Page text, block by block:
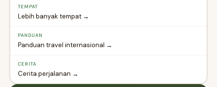
TEMPAT
Lebih banyak tempat →
PANDUAN
Panduan travel internasional →
CERITA
Cerita perjalanan →